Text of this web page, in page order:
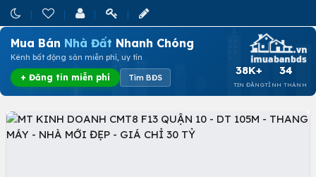
Mua Bán Nhà Đất Nhanh Chóng
Kênh bất động sản miễn phí, uy tín
+ Đăng tin miễn phí Tìm BĐS
38K+
TIN ĐĂNG
34
TỈNH THÀNH